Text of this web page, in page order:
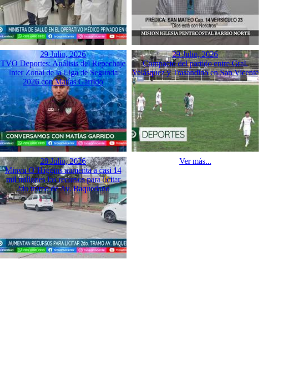
29 Julio, 2026
TVO Deportes: Análisis del Repechaje
Inter Zonal de la Liga de Segunda
2026 con Matías Garrido
29 Julio, 2026
Compacto del partido entre Gral.
Velásquez y Trasandino en San Vicente
28 Julio, 2026
Minvu O’Higgins aumenta a casi 14
mil millones los recursos para licitar
2do tramo de Av. Baquedano
Ver más...